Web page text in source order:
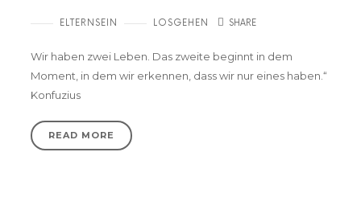
ELTERNSEIN LOSGEHEN SHARE
Wir haben zwei Leben. Das zweite beginnt in dem
Moment, in dem wir erkennen, dass wir nur eines haben.“
Konfuzius
READ MORE